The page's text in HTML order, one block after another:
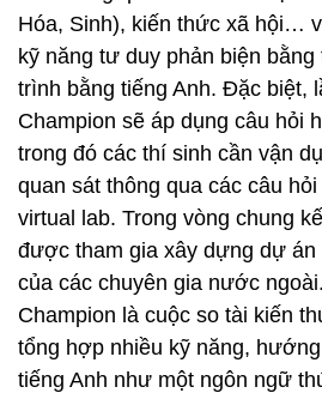
Hóa, Sinh), kiến thức xã hội…
kỹ năng tư duy phản biện
trình bằng tiếng Anh. Đặc biệt,
Champion sẽ áp dụng câu hỏi
trong đó các thí sinh cần vận
quan sát thông qua các câu
virtual lab. Trong vòng chung
được tham gia xây dựng dự
của các chuyên gia nước
Champion là cuộc so tài kiến
tổng hợp nhiều kỹ năng,
tiếng Anh như một ngôn ngữ